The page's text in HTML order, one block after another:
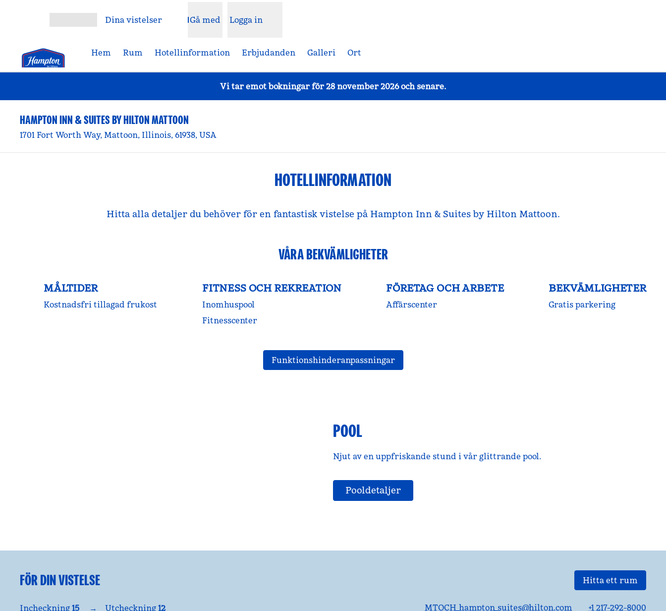
Dina vistelser Gå med Logga in
Hem Rum Hotellinformation Erbjudanden Galleri Ort
Vi tar emot bokningar för 28 november 2026 och senare.
HAMPTON INN & SUITES BY HILTON MATTOON
1701 Fort Worth Way, Mattoon, Illinois, 61938, USA
HOTELLINFORMATION
Hitta alla detaljer du behöver för en fantastisk vistelse på Hampton Inn & Suites by Hilton Mattoon.
VÅRA BEKVÄMLIGHETER
MÅLTIDER
Kostnadsfri tillagad frukost
FITNESS OCH REKREATION
Inomhuspool
Fitnesscenter
FÖRETAG OCH ARBETE
Affärscenter
BEKVÄMLIGHETER
Gratis parkering
Funktionshinderanpassningar
POOL
Njut av en uppfriskande stund i vår glittrande pool.
Pooldetaljer
FÖR DIN VISTELSE Hitta ett rum
Incheckning 15 → Utcheckning 12 MTOCH_hampton_suites@hilton.com +1 217-292-8000